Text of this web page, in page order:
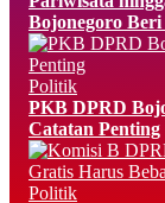
Bojonegoro
Politik
PKB DPRD
Catatan Penting
Politik